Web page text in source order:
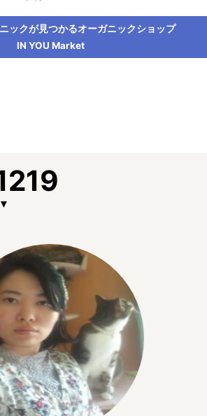
ックが見つかるオーガニックショップ
IN YOU Market